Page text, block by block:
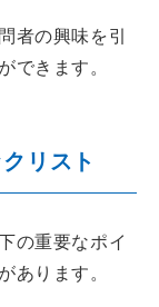
者の興味を引
できます。
リスト
の重要なポイ
あります。